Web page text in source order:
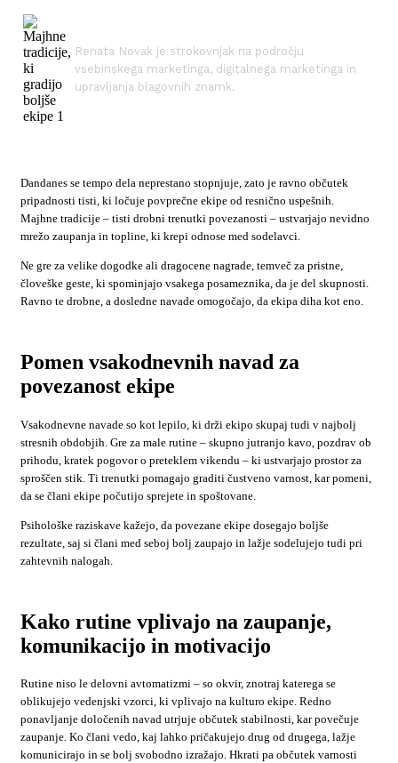
Renata Novak je strokovnjak na področju
vsebinskega marketinga, digitalnega marketinga in
upravljanja blagovnih znamk.
Dandanes se tempo dela neprestano stopnjuje, zato je ravno občutek
pripadnosti tisti, ki ločuje povprečne ekipe od resnično uspešnih.
Majhne tradicije – tisti drobni trenutki povezanosti – ustvarjajo nevidno
mrežo zaupanja in topline, ki krepi odnose med sodelavci.
Ne gre za velike dogodke ali dragocene nagrade, temveč za pristne,
človeške geste, ki spominjajo vsakega posameznika, da je del skupnosti.
Ravno te drobne, a dosledne navade omogočajo, da ekipa diha kot eno.
Pomen vsakodnevnih navad za
povezanost ekipe
Vsakodnevne navade so kot lepilo, ki drži ekipo skupaj tudi v najbolj
stresnih obdobjih. Gre za male rutine – skupno jutranjo kavo, pozdrav ob
prihodu, kratek pogovor o preteklem vikendu – ki ustvarjajo prostor za
sproščen stik. Ti trenutki pomagajo graditi čustveno varnost, kar pomeni,
da se člani ekipe počutijo sprejete in spoštovane.
Psihološke raziskave kažejo, da povezane ekipe dosegajo boljše
rezultate, saj si člani med seboj bolj zaupajo in lažje sodelujejo tudi pri
zahtevnih nalogah.
Kako rutine vplivajo na zaupanje,
komunikacijo in motivacijo
Rutine niso le delovni avtomatizmi – so okvir, znotraj katerega se
oblikujejo vedenjski vzorci, ki vplivajo na kulturo ekipe. Redno
ponavljanje določenih navad utrjuje občutek stabilnosti, kar povečuje
zaupanje. Ko člani vedo, kaj lahko pričakujejo drug od drugega, lažje
komunicirajo in se bolj svobodno izražajo. Hkrati pa občutek varnosti